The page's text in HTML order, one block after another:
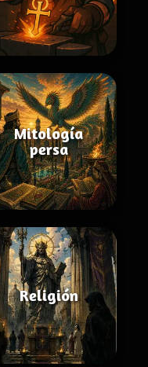
Mitología
persa
Religión